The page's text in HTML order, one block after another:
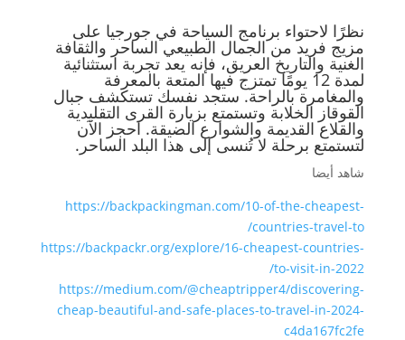
نظرًا لاحتواء برنامج السياحة في جورجيا على
مزيج فريد من الجمال الطبيعي الساحر والثقافة
الغنية والتاريخ العريق، فإنه يعد تجربة استثنائية
لمدة 12 يومًا تمتزج فيها المتعة بالمعرفة
والمغامرة بالراحة. ستجد نفسك تستكشف جبال
القوقاز الخلابة وتستمتع بزيارة القرى التقليدية
والقلاع القديمة والشوارع الضيقة. احجز الآن
لتستمتع برحلة لا تُنسى إلى هذا البلد الساحر.
شاهد أيضا
https://backpackingman.com/10-of-the-cheapest-
countries-travel-to/
https://backpackr.org/explore/16-cheapest-countries-
to-visit-in-2022/
https://medium.com/@cheaptripper4/discovering-
cheap-beautiful-and-safe-places-to-travel-in-2024-
c4da167fc2fe